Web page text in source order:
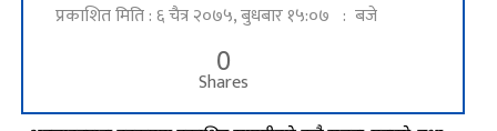
प्रकाशित मिति : ६ चैत्र २०७५, बुधबार १५:०७ : बजे
0
Shares